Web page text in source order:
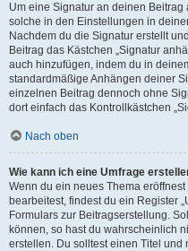
Um eine Signatur an deinen
solche in den Einstellungen in
Nachdem du die Signatur erstellt
Beitrag das Kästchen „Signatur
auch hinzufügen, indem du in
standardmäßige Anhängen deiner
einzelnen Beitrag dennoch ohne
dort einfach das Kontrollkästchen
Nach oben
Wie kann ich eine Umfrage
Wenn du ein neues Thema
bearbeitest, findest du ein Register
Formulars zur Beitragserstellung.
können, so hast du wahrscheinlich
erstellen. Du solltest einen Titel und